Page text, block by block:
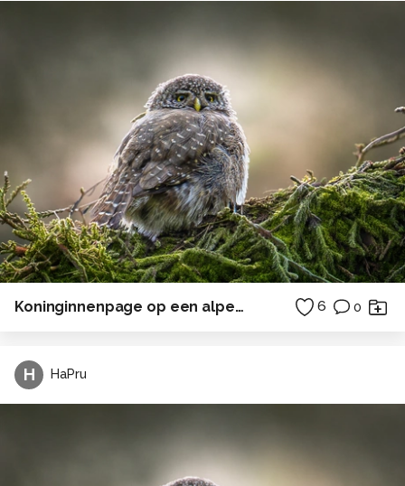
Koninginnenpage op een alpenweide 6 0
H HaPru